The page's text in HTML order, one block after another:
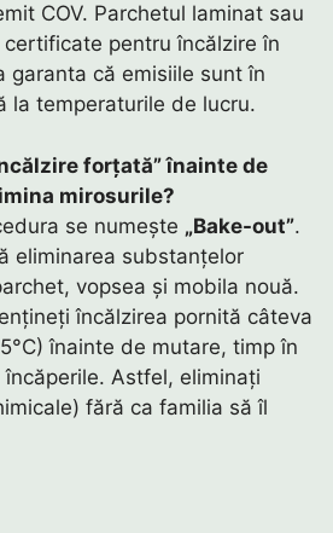
COV. Parchetul laminat sau
pentru încălzire în
garanta că emisiile sunt în
la temperaturile de lucru.
forțată” înainte de
mirosurile?
se numește „Bake-out”.
eliminarea substanțelor
vopsea și mobila nouă.
încălzirea pornită câteva
înainte de mutare, timp în
încăperile. Astfel, eliminați
fără ca familia să îl